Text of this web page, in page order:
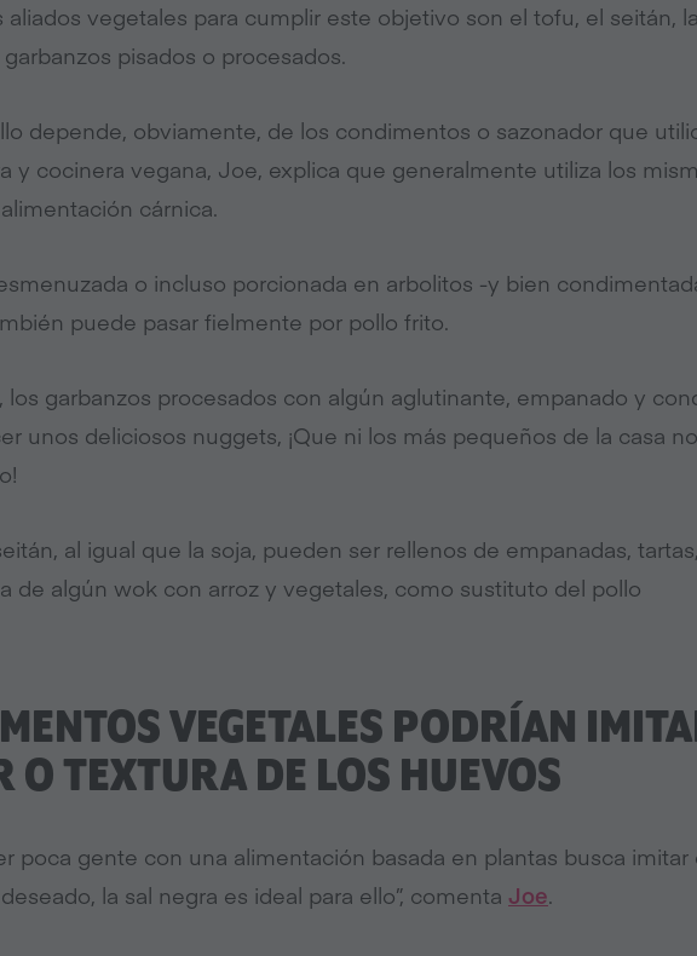
aliados vegetales para cumplir este objetivo son el tofu, el seitán,
pisados o procesados.
depende, obviamente, de los condimentos o sazonador que
y cocinera vegana, Joe, explica que generalmente utiliza los
cárnica.
o incluso porcionada en arbolitos -y bien
puede pasar fielmente por pollo frito.
los garbanzos procesados con algún aglutinante, empanado y
unos deliciosos nuggets, ¡Que ni los más pequeños de la casa
al igual que la soja, pueden ser rellenos de empanadas,
de algún wok con arroz y vegetales, como sustituto del pollo
VEGETALES PODRÍAN
O TEXTURA DE LOS HUEVOS
poca gente con una alimentación basada en plantas busca
la sal negra es ideal para ello”, comenta Joe.